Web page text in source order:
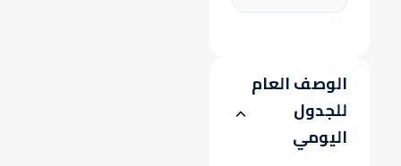
الوصف العام
للجدول
اليومي